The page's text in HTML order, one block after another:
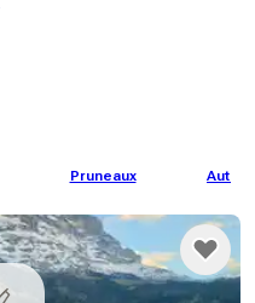
Pruneaux